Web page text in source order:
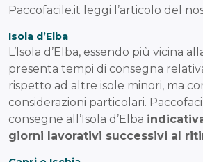
Paccofacile.it leggi l’articolo del
Isola d’Elba
L’Isola d’Elba, essendo più vicina
presenta tempi di consegna
rispetto ad altre isole minori, ma
considerazioni particolari.
consegne all’Isola d’Elba
giorni lavorativi successivi al